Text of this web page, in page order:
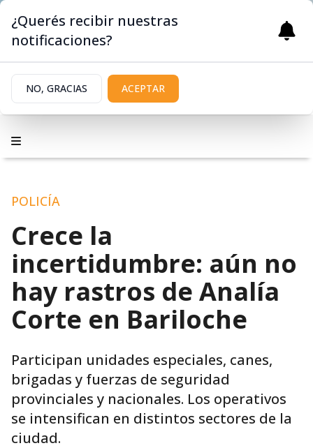
POLICÍA
Crece la
incertidumbre: aún no
hay rastros de Analía
Corte en Bariloche
Participan unidades especiales, canes,
brigadas y fuerzas de seguridad
provinciales y nacionales. Los operativos
se intensifican en distintos sectores de la
ciudad.
¿Querés recibir nuestras
notificaciones?
NO, GRACIAS ACEPTAR